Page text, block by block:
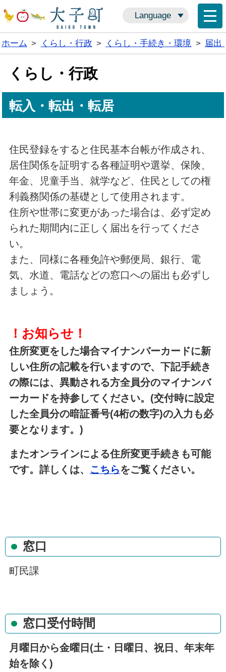
Language
ホーム > くらし・行政 > くらし・手続き・環境 > 届出
くらし・行政
転入・転出・転居
住民登録をすると住民基本台帳が作成され、
居住関係を証明する各種証明や選挙、保険、
年金、児童手当、就学など、住民としての権
利義務関係の基礎として使用されます。
住所や世帯に変更があった場合は、必ず定め
られた期間内に正しく届出を行ってくださ
い。
また、同様に各種免許や郵便局、銀行、電
気、水道、電話などの窓口への届出も必ずし
ましょう。
！お知らせ！
住所変更をした場合マイナンバーカードに新
しい住所の記載を行いますので、 下記手続き
の際には、異動される方全員分のマイナンバ
ーカードを持参してください。(交付時に設定
した全員分の暗証番号(4桁の数字)の入力も必
要となります。)
またオンラインによる住所変更手続きも可能
です。詳しくは、 こちらをご覧ください。
窓口
町民課
窓口受付時間
月曜日から金曜日(土・日曜日、祝日、年末年
始を除く)